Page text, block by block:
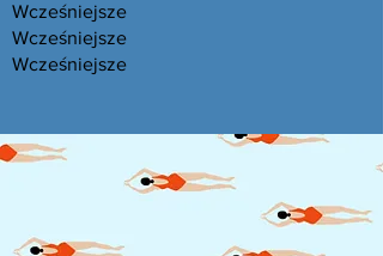
Wcześniejsze
Wcześniejsze
Wcześniejsze